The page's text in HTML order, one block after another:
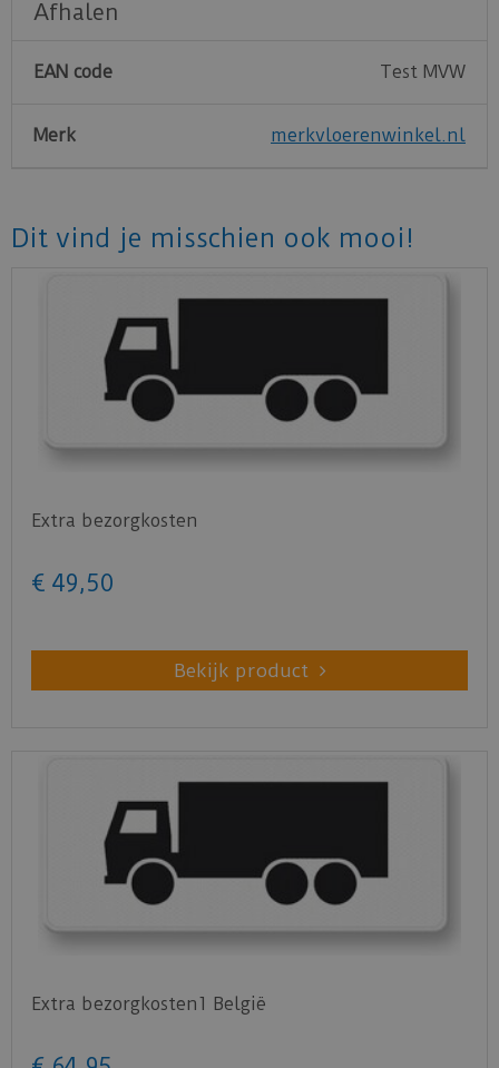
Afhalen
EAN code Test MVW
Merk merkvloerenwinkel.nl
Dit vind je misschien ook mooi!
Extra bezorgkosten
€ 49,50
Bekijk product
Extra bezorgkosten1 België